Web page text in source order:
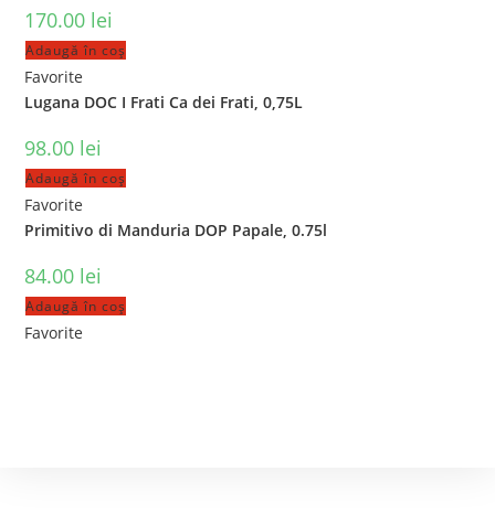
170.00 lei
Adaugă în coș
Favorite
Lugana DOC I Frati Ca dei Frati, 0,75L
98.00 lei
Adaugă în coș
Favorite
Primitivo di Manduria DOP Papale, 0.75l
84.00 lei
Adaugă în coș
Favorite